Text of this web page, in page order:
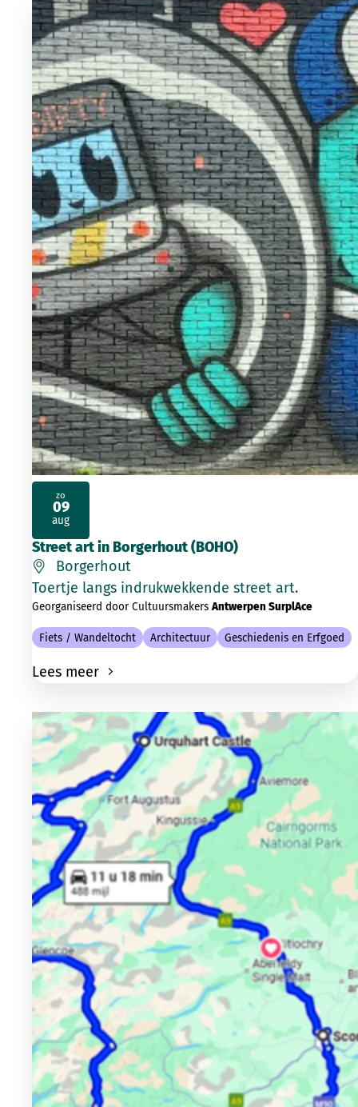
Street art in Borgerhout (BOHO)
Borgerhout
Toertje langs indrukwekkende street art.
Georganiseerd door CultuursmakersAntwerpen SurplAce
Fiets / Wandeltocht Architectuur Geschiedenis en Erfgoed
Lees meer
zo
09
aug
2026